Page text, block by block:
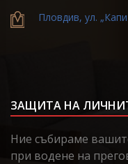
Пловдив, ул.
ЗАЩИТА НА
Ние събираме
при водене на